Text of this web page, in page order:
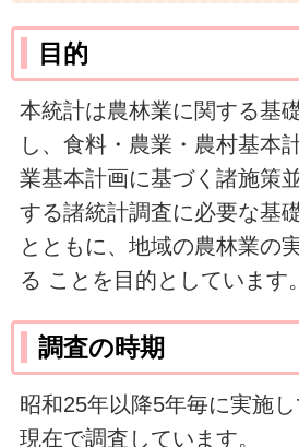
目的
本統計は農林業に関する基
し、食料・農業・農村基本
業基本計画に基づく諸施策
する諸統計調査に必要な基
とともに、地域の農林業の
る ことを目的としています。
調査の時期
昭和25年以降5年毎に実施
現在で調査しています。